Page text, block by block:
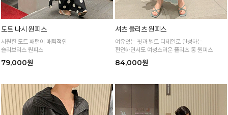
도트 나시 원피스
시원한 도트 패턴이 매력적인
슬리브리스 원피스
79,000원
셔츠 플리츠 원피스
여유있는 핏과 벨트 디테일로 완성하는
편안하면서도 여성스러운 플리츠 롱 원피스
84,000원